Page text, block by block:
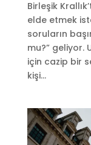
Birleşik
elde etmek
soruların
mu?” geliyor.
için cazip bir
kişi...